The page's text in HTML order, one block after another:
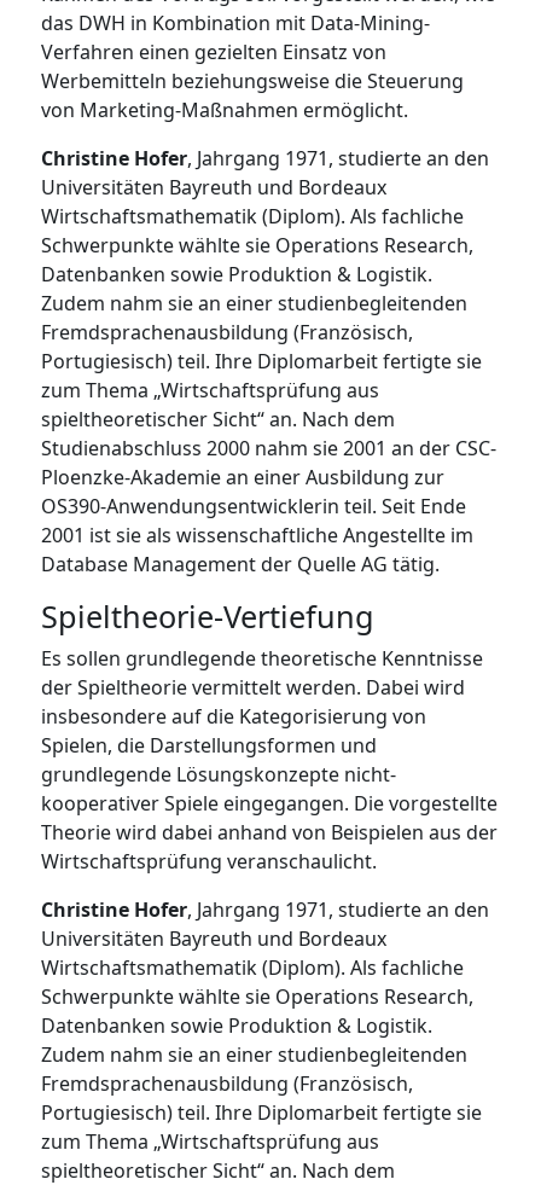
das DWH in Kombination mit Data-Mining-
Verfahren einen gezielten Einsatz von
Werbemitteln beziehungsweise die Steuerung
von Marketing-Maßnahmen ermöglicht.
Christine Hofer, Jahrgang 1971, studierte an den
Universitäten Bayreuth und Bordeaux
Wirtschaftsmathematik (Diplom). Als fachliche
Schwerpunkte wählte sie Operations Research,
Datenbanken sowie Produktion & Logistik.
Zudem nahm sie an einer studienbegleitenden
Fremdsprachenausbildung (Französisch,
Portugiesisch) teil. Ihre Diplomarbeit fertigte sie
zum Thema „Wirtschaftsprüfung aus
spieltheoretischer Sicht“ an. Nach dem
Studienabschluss 2000 nahm sie 2001 an der CSC-
Ploenzke-Akademie an einer Ausbildung zur
OS390-Anwendungsentwicklerin teil. Seit Ende
2001 ist sie als wissenschaftliche Angestellte im
Database Management der Quelle AG tätig.
Spieltheorie-Vertiefung
Es sollen grundlegende theoretische Kenntnisse
der Spieltheorie vermittelt werden. Dabei wird
insbesondere auf die Kategorisierung von
Spielen, die Darstellungsformen und
grundlegende Lösungskonzepte nicht-
kooperativer Spiele eingegangen. Die vorgestellte
Theorie wird dabei anhand von Beispielen aus der
Wirtschaftsprüfung veranschaulicht.
Christine Hofer, Jahrgang 1971, studierte an den
Universitäten Bayreuth und Bordeaux
Wirtschaftsmathematik (Diplom). Als fachliche
Schwerpunkte wählte sie Operations Research,
Datenbanken sowie Produktion & Logistik.
Zudem nahm sie an einer studienbegleitenden
Fremdsprachenausbildung (Französisch,
Portugiesisch) teil. Ihre Diplomarbeit fertigte sie
zum Thema „Wirtschaftsprüfung aus
spieltheoretischer Sicht“ an. Nach dem